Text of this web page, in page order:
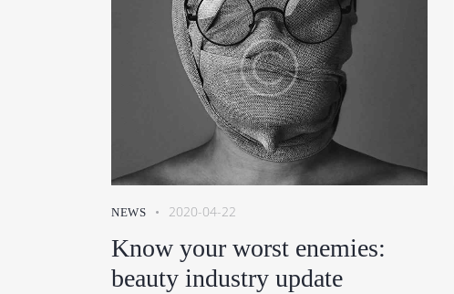
NEWS 2020-04-22
Know your worst enemies:
beauty industry update